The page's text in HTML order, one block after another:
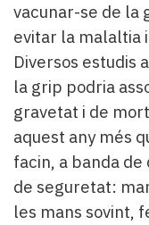
vacunar-se de la
evitar la malaltia
Diversos estudis
la grip podria
gravetat i de
aquest any més
facin, a banda
de seguretat:
les mans sovint,